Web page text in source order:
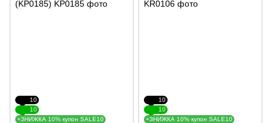
10
10
+ЗНИЖКА 10% купон SALE10
10
10
+ЗНИЖКА 10% купон SALE10